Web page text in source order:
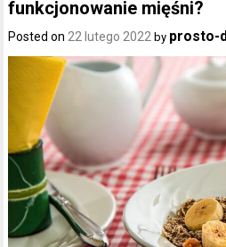
funkcjonowanie mięśni?
Posted on22 lutego 2022 by prosto-